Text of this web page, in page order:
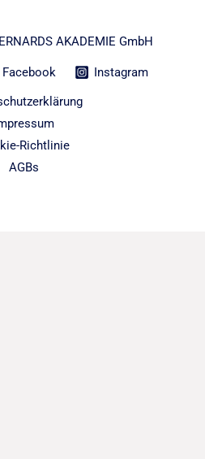
AKADEMIE GmbH
Facebook
Instagram
Richtlinie
AGBs